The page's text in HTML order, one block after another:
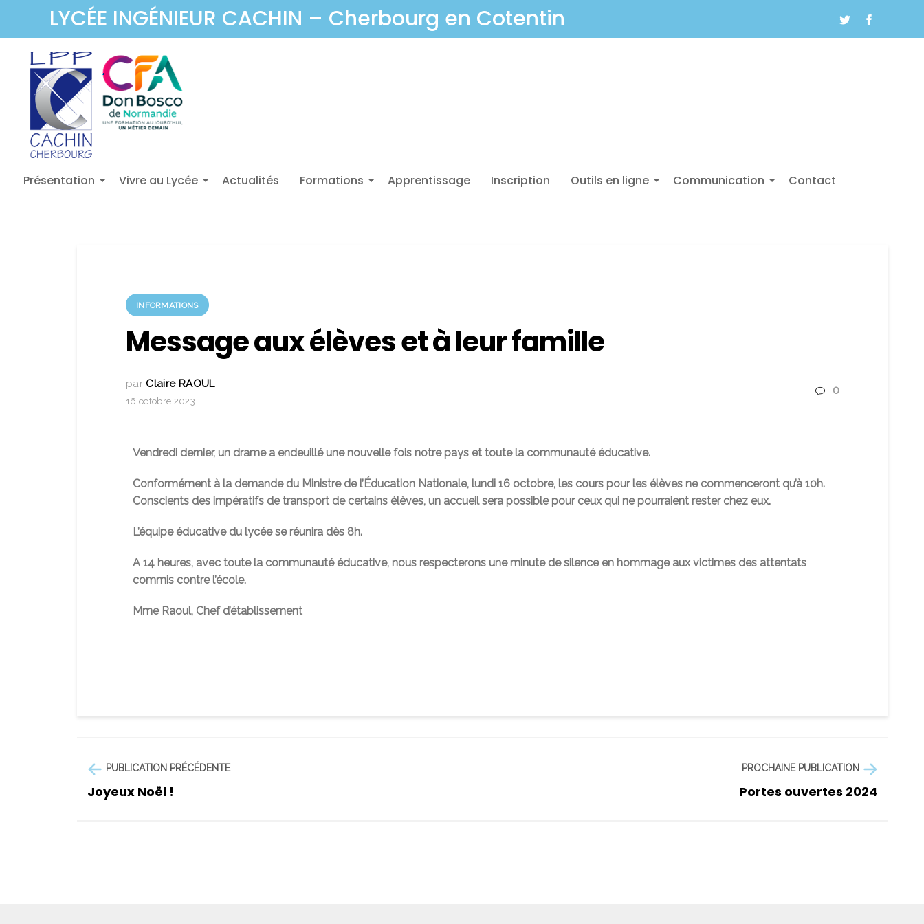
LYCÉE INGÉNIEUR CACHIN – Cherbourg en Cotentin
Présentation Vivre au Lycée Actualités Formations Apprentissage Inscription Outils en ligne Communication Contact
INFORMATIONS
Message aux élèves et à leur famille
par Claire RAOUL
16 octobre 2023
0
Vendredi dernier, un drame a endeuillé une nouvelle fois notre pays et toute la communauté éducative.
Conformément à la demande du Ministre de l’Éducation Nationale, lundi 16 octobre, les cours pour les élèves ne commenceront qu’à 10h.
Conscients des impératifs de transport de certains élèves, un accueil sera possible pour ceux qui ne pourraient rester chez eux.
L’équipe éducative du lycée se réunira dès 8h.
A 14 heures, avec toute la communauté éducative, nous respecterons une minute de silence en hommage aux victimes des attentats
commis contre l’école.
Mme Raoul, Chef d’établissement
PUBLICATION PRÉCÉDENTE
Joyeux Noël !
PROCHAINE PUBLICATION
Portes ouvertes 2024